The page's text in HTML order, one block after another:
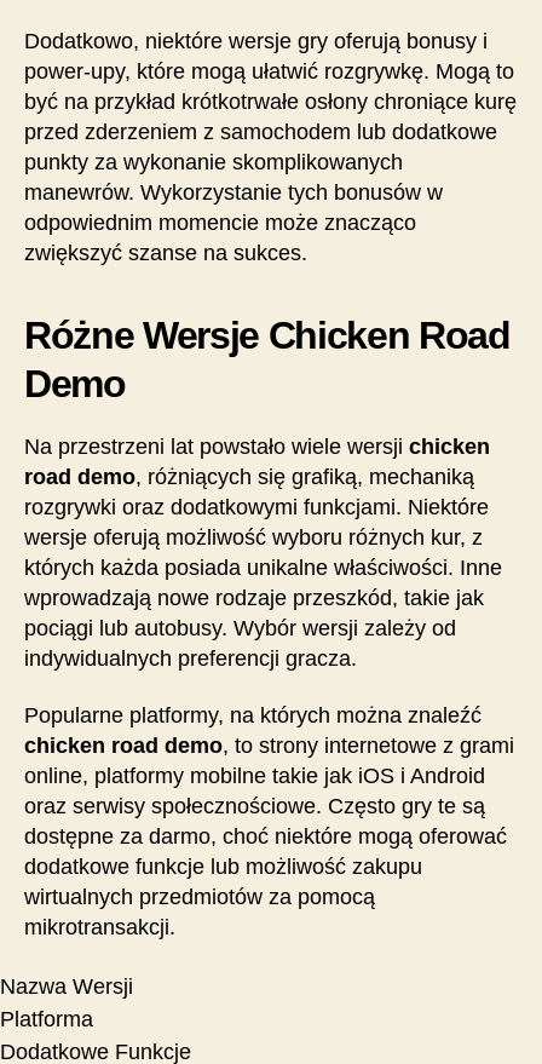
Dodatkowo, niektóre wersje gry oferują bonusy i
power-upy, które mogą ułatwić rozgrywkę. Mogą to
być na przykład krótkotrwałe osłony chroniące kurę
przed zderzeniem z samochodem lub dodatkowe
punkty za wykonanie skomplikowanych
manewrów. Wykorzystanie tych bonusów w
odpowiednim momencie może znacząco
zwiększyć szanse na sukces.
Różne Wersje Chicken Road
Demo
Na przestrzeni lat powstało wiele wersji chicken
road demo, różniących się grafiką, mechaniką
rozgrywki oraz dodatkowymi funkcjami. Niektóre
wersje oferują możliwość wyboru różnych kur, z
których każda posiada unikalne właściwości. Inne
wprowadzają nowe rodzaje przeszkód, takie jak
pociągi lub autobusy. Wybór wersji zależy od
indywidualnych preferencji gracza.
Popularne platformy, na których można znaleźć
chicken road demo, to strony internetowe z grami
online, platformy mobilne takie jak iOS i Android
oraz serwisy społecznościowe. Często gry te są
dostępne za darmo, choć niektóre mogą oferować
dodatkowe funkcje lub możliwość zakupu
wirtualnych przedmiotów za pomocą
mikrotransakcji.
Nazwa Wersji
Platforma
Dodatkowe Funkcje